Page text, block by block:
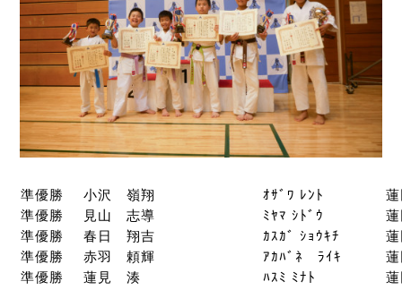
準優勝 小沢 嶺翔 ｵｻﾞﾜ ﾚﾝﾄ
準優勝
見山 志導 ﾐﾔﾏ ｼﾄﾞｳ
準優勝
春日 翔吉 ｶｽｶﾞ ｼｮｳｷﾁ
準優勝
赤羽 頼輝 ｱｶﾊﾞﾈ ﾗｲｷ
準優勝
蓮見 湊 ﾊｽﾐ ﾐﾅﾄ